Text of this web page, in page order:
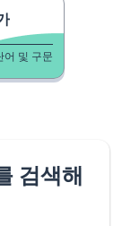
어 및 구문
검색해